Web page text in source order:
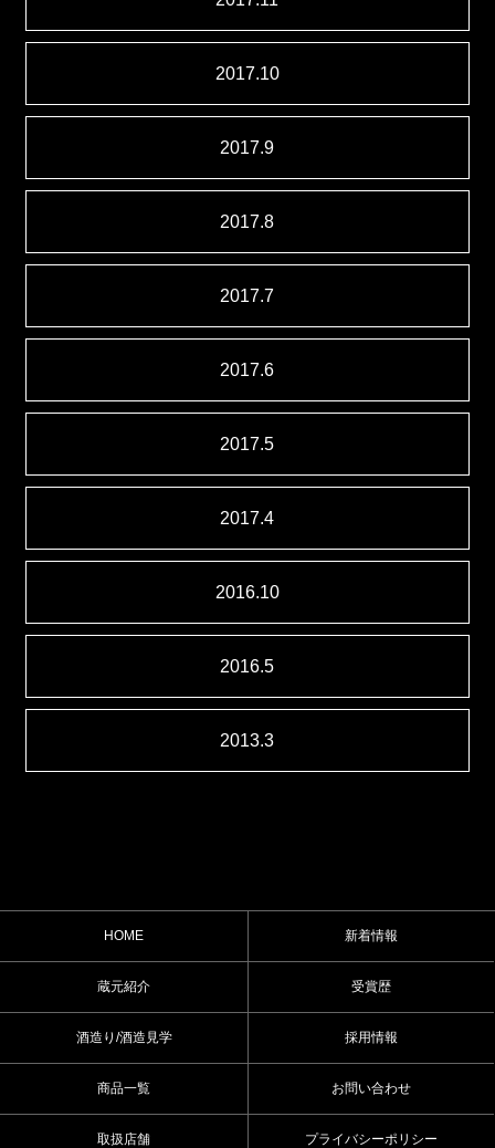
2017.10
2017.9
2017.8
2017.7
2017.6
2017.5
2017.4
2016.10
2016.5
2013.3
HOME
蔵元紹介
酒造り/酒造見学
商品一覧
取扱店舗
新着情報
受賞歴
採用情報
お問い合わせ
プライバシーポリシー